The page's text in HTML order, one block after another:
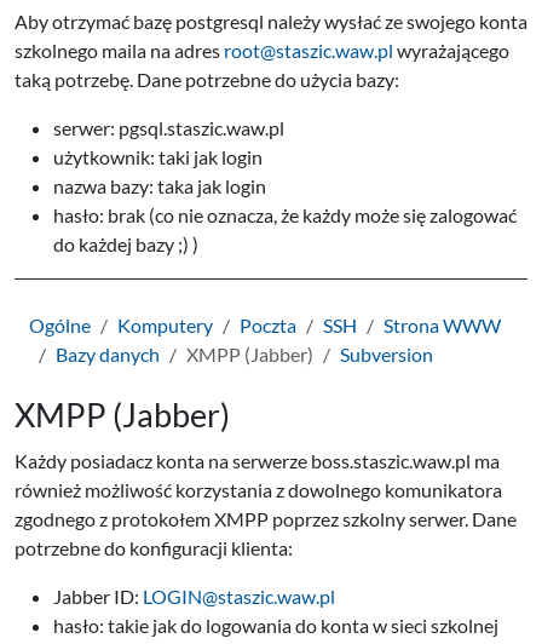
Aby otrzymać bazę postgresql należy wysłać ze swojego konta
szkolnego maila na adres root@staszic.waw.pl wyrażającego
taką potrzebę. Dane potrzebne do użycia bazy:
serwer: pgsql.staszic.waw.pl
użytkownik: taki jak login
nazwa bazy: taka jak login
hasło: brak (co nie oznacza, że każdy może się zalogować
do każdej bazy ;) )
Ogólne Komputery Poczta SSH
Strona WWW
Bazy danych
XMPP (Jabber) Subversion
XMPP (Jabber)
Każdy posiadacz konta na serwerze boss.staszic.waw.pl ma
również możliwość korzystania z dowolnego komunikatora
zgodnego z protokołem XMPP poprzez szkolny serwer. Dane
potrzebne do konfiguracji klienta:
Jabber ID: LOGIN@staszic.waw.pl
hasło: takie jak do logowania do konta w sieci szkolnej